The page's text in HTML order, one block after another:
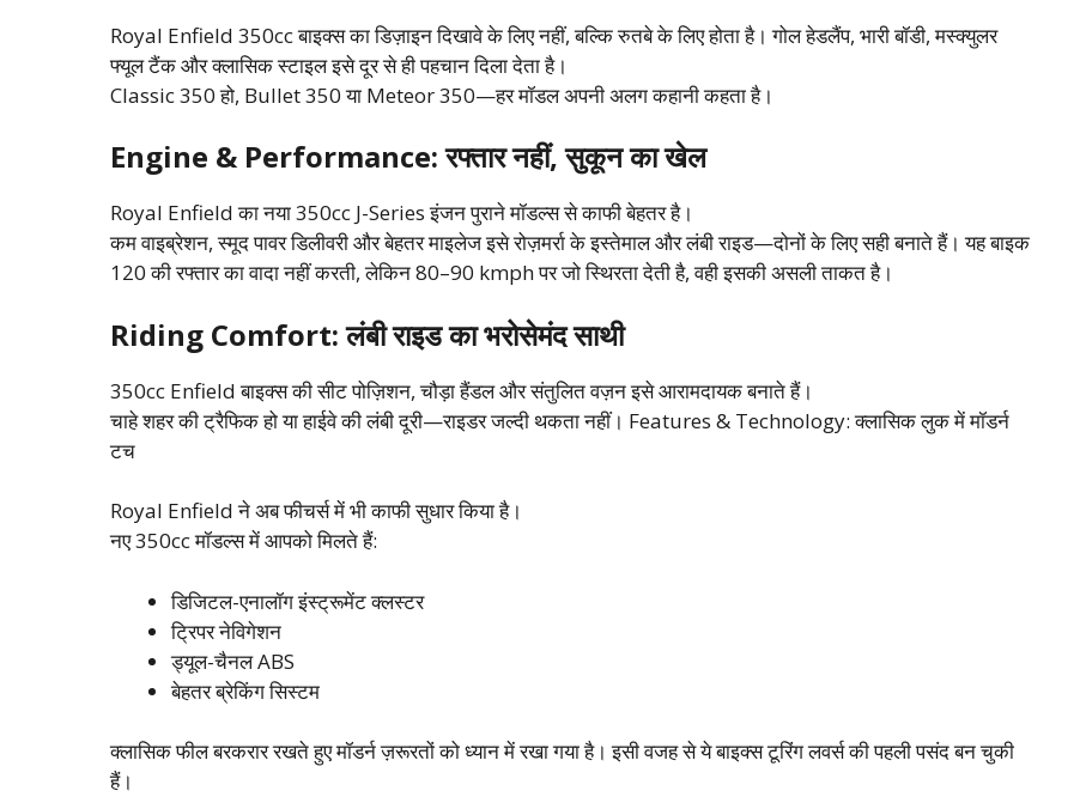
Royal Enfield 350cc बाइक्स का डिज़ाइन दिखावे के लिए नहीं, बल्कि रुतबे के लिए होता है। गोल हेडलैंप, भारी बॉडी, मस्क्युलर
फ्यूल टैंक और क्लासिक स्टाइल इसे दूर से ही पहचान दिला देता है।
Classic 350 हो, Bullet 350 या Meteor 350—हर मॉडल अपनी अलग कहानी कहता है।
Engine & Performance: रफ्तार नहीं, सुकून का खेल
Royal Enfield का नया 350cc J-Series इंजन पुराने मॉडल्स से काफी बेहतर है।
कम वाइब्रेशन, स्मूद पावर डिलीवरी और बेहतर माइलेज इसे रोज़मर्रा के इस्तेमाल और लंबी राइड—दोनों के लिए सही बनाते हैं। यह बाइक
120 की रफ्तार का वादा नहीं करती, लेकिन 80–90 kmph पर जो स्थिरता देती है, वही इसकी असली ताकत है।
Riding Comfort: लंबी राइड का भरोसेमंद साथी
350cc Enfield बाइक्स की सीट पोज़िशन, चौड़ा हैंडल और संतुलित वज़न इसे आरामदायक बनाते हैं।
चाहे शहर की ट्रैफिक हो या हाईवे की लंबी दूरी—राइडर जल्दी थकता नहीं। Features & Technology: क्लासिक लुक में मॉडर्न
टच
Royal Enfield ने अब फीचर्स में भी काफी सुधार किया है।
नए 350cc मॉडल्स में आपको मिलते हैं:
डिजिटल-एनालॉग इंस्ट्रूमेंट क्लस्टर
ट्रिपर नेविगेशन
ड्यूल-चैनल ABS
बेहतर ब्रेकिंग सिस्टम
क्लासिक फील बरकरार रखते हुए मॉडर्न ज़रूरतों को ध्यान में रखा गया है। इसी वजह से ये बाइक्स टूरिंग लवर्स की पहली पसंद बन चुकी
हैं।